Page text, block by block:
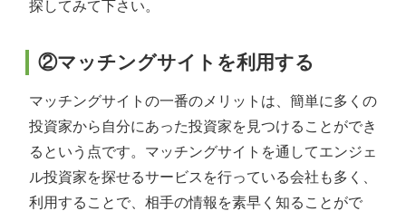
探してみて下さい。
②マッチングサイトを利用する
マッチングサイトの一番のメリットは、簡単に多くの
投資家から自分にあった投資家を見つけることができ
るという点です。マッチングサイトを通してエンジェ
ル投資家を探せるサービスを行っている会社も多く、
利用することで、相手の情報を素早く知ることがで